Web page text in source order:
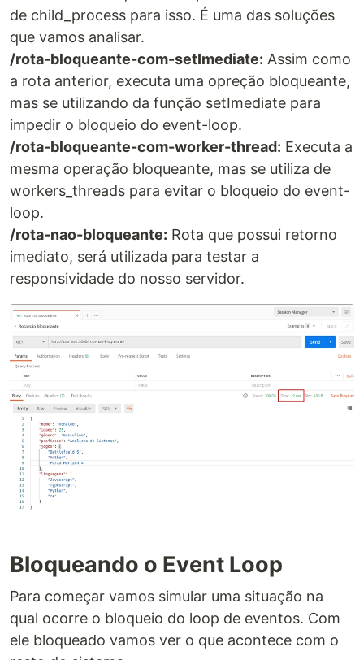
de child_process para isso. É uma das soluções
que vamos analisar.
/rota-bloqueante-com-setImediate: Assim como
a rota anterior, executa uma opreção bloqueante,
mas se utilizando da função setImediate para
impedir o bloqueio do event-loop.
/rota-bloqueante-com-worker-thread: Executa a
mesma operação bloqueante, mas se utiliza de
workers_threads para evitar o bloqueio do event-
loop.
/rota-nao-bloqueante: Rota que possui retorno
imediato, será utilizada para testar a
responsividade do nosso servidor.
Bloqueando o Event Loop
Para começar vamos simular uma situação na
qual ocorre o bloqueio do loop de eventos. Com
ele bloqueado vamos ver o que acontece com o